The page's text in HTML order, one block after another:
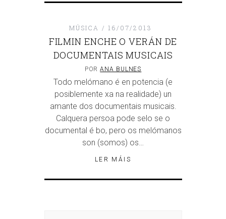
MÚSICA 16/07/2013
FILMIN ENCHE O VERÁN DE
DOCUMENTAIS MUSICAIS
PORANA BULNES
Todo melómano é en potencia (e
posiblemente xa na realidade) un
amante dos documentais musicais.
Calquera persoa pode selo se o
documental é bo, pero os melómanos
son (somos) os…
LER MÁIS